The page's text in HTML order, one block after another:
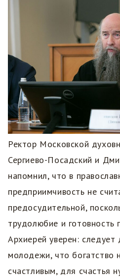
Ректор Московской
Сергиево-Посадский и
напомнил, что в
предприимчивость не
предосудительной,
трудолюбие и готовность
Архиерей уверен: следует
молодежи, что богатство
счастливым, для счастья